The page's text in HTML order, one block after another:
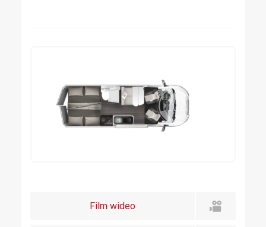
Film wideo